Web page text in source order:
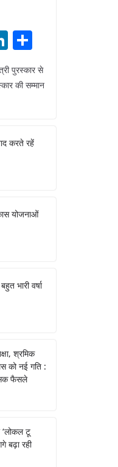
Li
n
k
n
h
ar
पुरस्कार से
की सम्मान
करते रहें
योजनाओं
भारी वर्षा
श्रमिक
को नई गति :
फैसले
‘लोकल टू
बढ़ा रही